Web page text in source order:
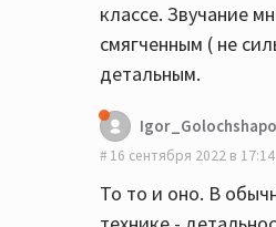
классе. Звучание
смягченным ( не
детальным.
16 сентября 2022 в 17:14
То то и оно. В